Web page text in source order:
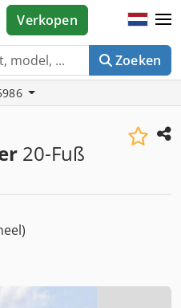
Zoeken
Verkopen
20-Fuß